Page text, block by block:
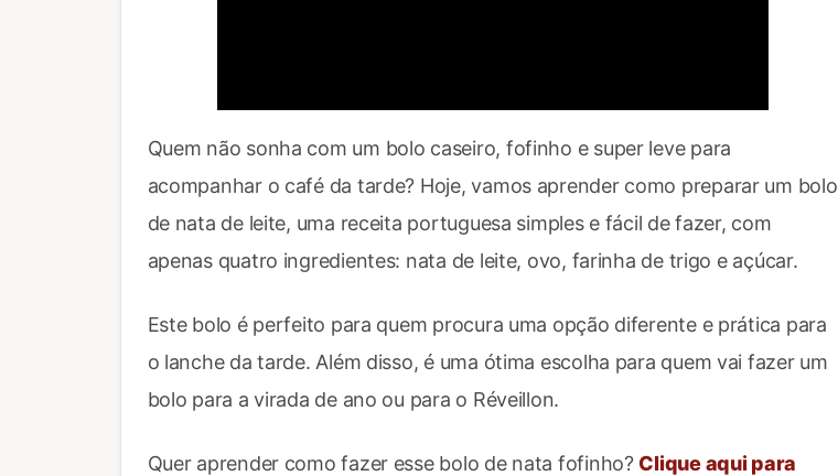
Quem não sonha com um bolo caseiro, fofinho e super leve para
acompanhar o café da tarde? Hoje, vamos aprender como preparar um bolo
de nata de leite, uma receita portuguesa simples e fácil de fazer, com
apenas quatro ingredientes: nata de leite, ovo, farinha de trigo e açúcar.
Este bolo é perfeito para quem procura uma opção diferente e prática para
o lanche da tarde. Além disso, é uma ótima escolha para quem vai fazer um
bolo para a virada de ano ou para o Réveillon.
Quer aprender como fazer esse bolo de nata fofinho?Clique aqui para